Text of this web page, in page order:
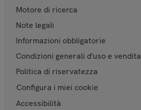
Motore di ricerca
Note legali
Informazioni obbligatorie
Condizioni generali d'uso e vendita
Politica di riservatezza
Configura i miei cookie
Accessibilità